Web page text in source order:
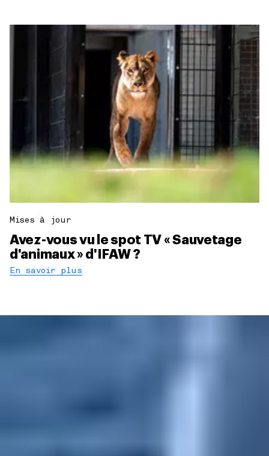
Mises à jour
Avez-vous vu le spot TV « Sauvetage
d'animaux » d'IFAW ?
En savoir plus